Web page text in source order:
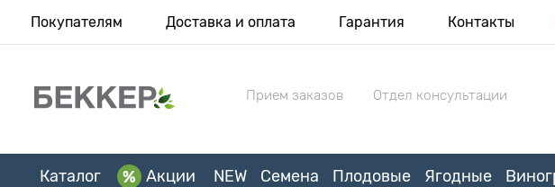
Покупателям Доставка и оплата Гарантия Контакты
Прием заказов Отдел консультации
Каталог Акции NEW Семена Плодовые Ягодные